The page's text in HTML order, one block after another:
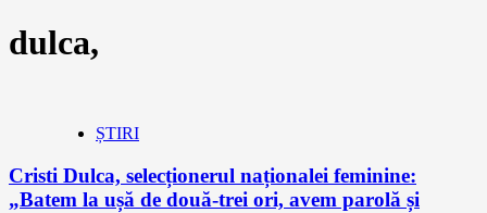
dulca,
ȘTIRI
Cristi Dulca, selecționerul naționalei feminine:
„Batem la ușă de două-trei ori, avem parolă și